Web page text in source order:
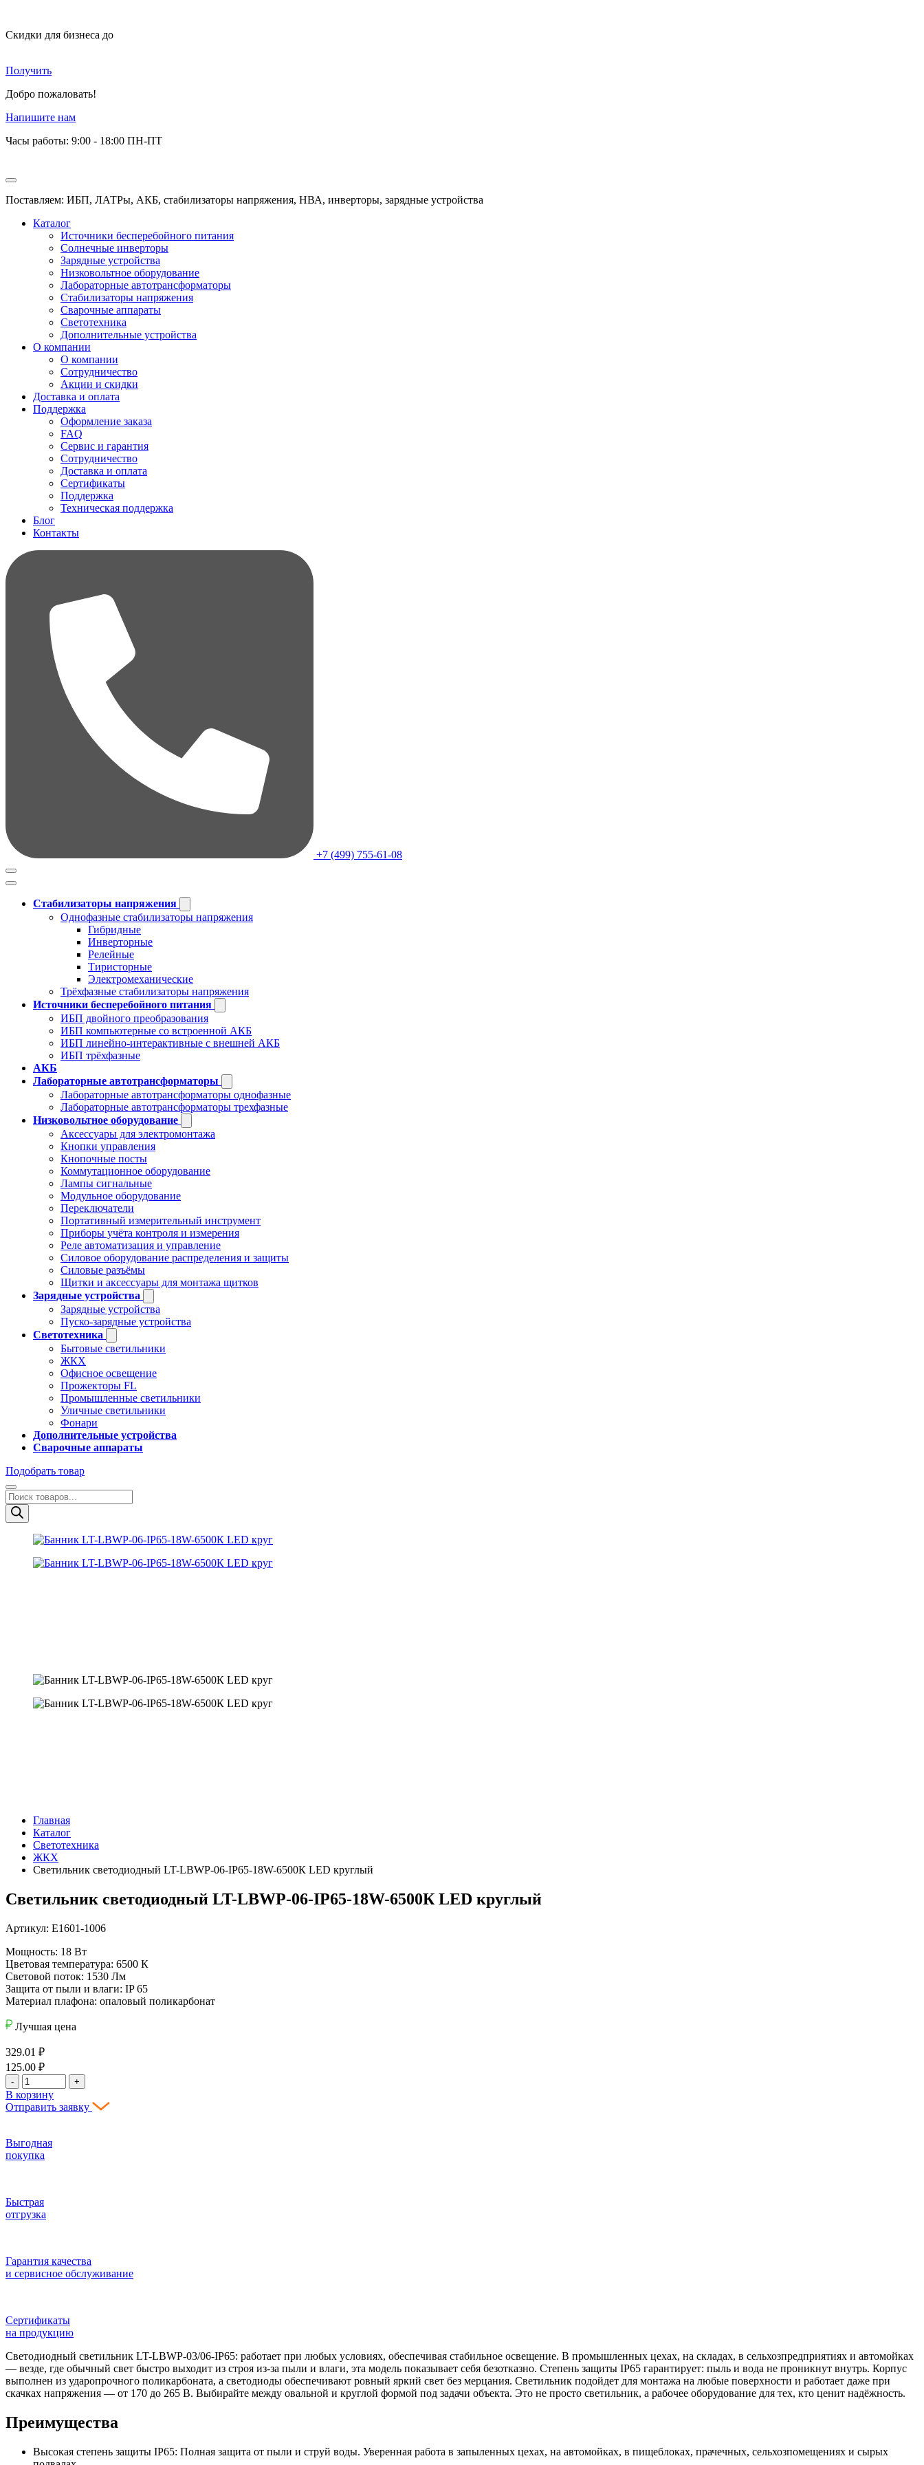
Скидки для бизнеса до
Получить
Добро пожаловать!
Напишите нам
Часы работы: 9:00 - 18:00 ПН-ПТ
Поставляем: ИБП, ЛАТРы, АКБ, стабилизаторы напряжения, НВА, инверторы, зарядные устройства
Каталог
Источники бесперебойного питания
Солнечные инверторы
Зарядные устройства
Низковольтное оборудование
Лабораторные автотрансформаторы
Стабилизаторы напряжения
Сварочные аппараты
Светотехника
Дополнительные устройства
О компании
О компании
Сотрудничество
Акции и скидки
Доставка и оплата
Поддержка
Оформление заказа
FAQ
Сервис и гарантия
Сотрудничество
Доставка и оплата
Сертификаты
Поддержка
Техническая поддержка
Блог
Контакты
+7 (499) 755-61-08
Стабилизаторы напряжения
Однофазные стабилизаторы напряжения
Гибридные
Инверторные
Релейные
Тиристорные
Электромеханические
Трёхфазные стабилизаторы напряжения
Источники бесперебойного питания
ИБП двойного преобразования
ИБП компьютерные со встроенной АКБ
ИБП линейно-интерактивные с внешней АКБ
ИБП трёхфазные
АКБ
Лабораторные автотрансформаторы
Лабораторные автотрансформаторы однофазные
Лабораторные автотрансформаторы трехфазные
Низковольтное оборудование
Аксессуары для электромонтажа
Кнопки управления
Кнопочные посты
Коммутационное оборудование
Лампы сигнальные
Модульное оборудование
Переключатели
Портативный измерительный инструмент
Приборы учёта контроля и измерения
Реле автоматизация и управление
Силовое оборудование распределения и защиты
Силовые разъёмы
Щитки и аксессуары для монтажа щитков
Зарядные устройства
Зарядные устройства
Пуско-зарядные устройства
Светотехника
Бытовые светильники
ЖКХ
Офисное освещение
Прожекторы FL
Промышленные светильники
Уличные светильники
Фонари
Дополнительные устройства
Сварочные аппараты
Подобрать товар
Поиск
товаров
Главная
Каталог
Светотехника
ЖКХ
Светильник светодиодный LT-LBWP-06-IP65-18W-6500К LED круглый
Светильник светодиодный LT-LBWP-06-IP65-18W-6500К LED круглый
Артикул: Е1601-1006
Мощность: 18 Вт
Цветовая температура: 6500 К
Световой поток: 1530 Лм
Защита от пыли и влаги: IP 65
Материал плафона: опаловый поликарбонат
Лучшая цена
329.01 ₽
125.00 ₽
- +
В корзину
Отправить заявку
Выгодная
покупка
Быстрая
отгрузка
Гарантия качества
и сервисное обслуживание
Сертификаты
на продукцию
Светодиодный светильник LT-LBWP-03/06-IP65: работает при любых условиях, обеспечивая стабильное освещение. В промышленных цехах, на складах, в сельхозпредприятиях и автомойках
— везде, где обычный свет быстро выходит из строя из-за пыли и влаги, эта модель показывает себя безотказно. Степень защиты IP65 гарантирует: пыль и вода не проникнут внутрь. Корпус
выполнен из ударопрочного поликарбоната, а светодиоды обеспечивают ровный яркий свет без мерцания. Светильник подойдет для монтажа на любые поверхности и работает даже при
скачках напряжения — от 170 до 265 В. Выбирайте между овальной и круглой формой под задачи объекта. Это не просто светильник, а рабочее оборудование для тех, кто ценит надёжность.
Преимущества
Высокая степень защиты IP65: Полная защита от пыли и струй воды. Уверенная работа в запыленных цехах, на автомойках, в пищеблоках, прачечных, сельхозпомещениях и сырых